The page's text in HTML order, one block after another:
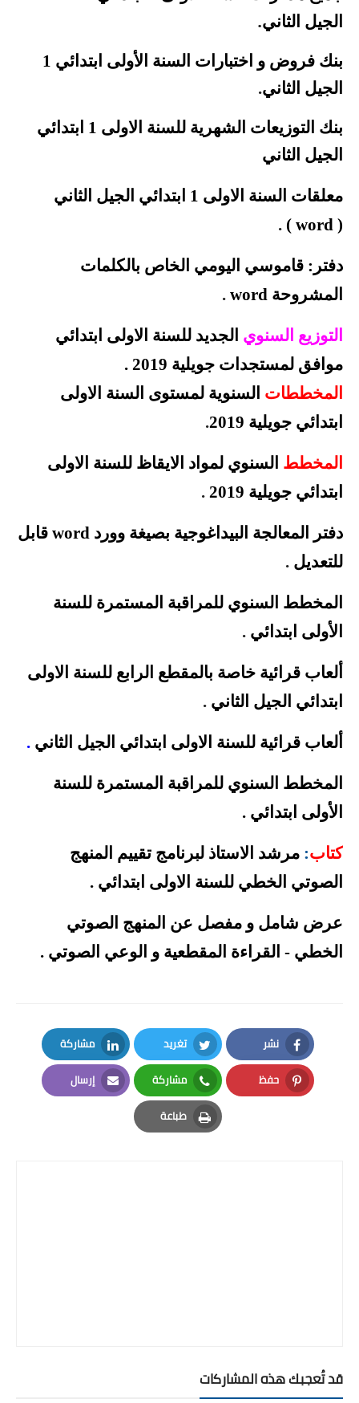
الجيل الثاني.
بنك فروض و اختبارات السنة الأولى ابتدائي 1
الجيل الثاني.
بنك
التوزيعات الشهرية للسنة الاولى 1 ابتدائي
الجيل الثاني
معلقات السنة الاولى 1 ابتدائي الجيل الثاني
(
word
)
.
دفتر: قاموسي اليومي الخاص بالكلمات
المشروحة word
.
التوزيع السنوي الجديد للسنة الاولى ابتدائي
موافق لمستجدات جويلية 2019
.
المخططات السنوية لمستوى السنة الاولى
ابتدائي جويلية 2019
.
المخطط السنوي لمواد الايقاظ للسنة الاولى
ابتدائي جويلية 2019
.
دفتر المعالجة البيداغوجية بصيغة وورد word قابل
للتعديل .
المخطط السنوي للمراقبة المستمرة للسنة
الأولى ابتدائي .
ألعاب قرائية خاصة بالمقطع الرابع للسنة الاولى
ابتدائي الجيل الثاني .
ألعاب قرائية للسنة الاولى ابتدائي الجيل الثاني .
المخطط السنوي للمراقبة المستمرة للسنة
الأولى ابتدائي .
كتاب: مرشد الاستاذ لبرنامج تقييم المنهج
الصوتي الخطي للسنة الاولى ابتدائي .
عرض شامل و مفصل عن المنهج الصوتي
الخطي - القراءة المقطعية و الوعي الصوتي .
نشر
Facebook
تغريد
Twitter
مشاركة
LinkedIn
حفظ
Pinterest
مشاركة
Whatsapp
إرسال
Email
طباعة
Print
قد تُعجبك هذه المشاركات